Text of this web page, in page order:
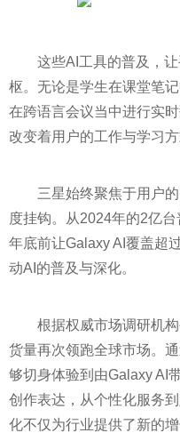
这些AI工具的普及，
枢。无论是学生在课堂笔
在跨语言会议当中进行实
改变着用户的工作与学习方
三星始终聚焦于用户
度挂钩。从2024年的2亿
年底前让Galaxy AI覆盖超
动AI的普及与深化。
根据权威市场调研机
货量再次领跑全球市场。
够切身体验到由Galaxy AI
创作表达，从个性化服务
化不仅为行业提供了新的